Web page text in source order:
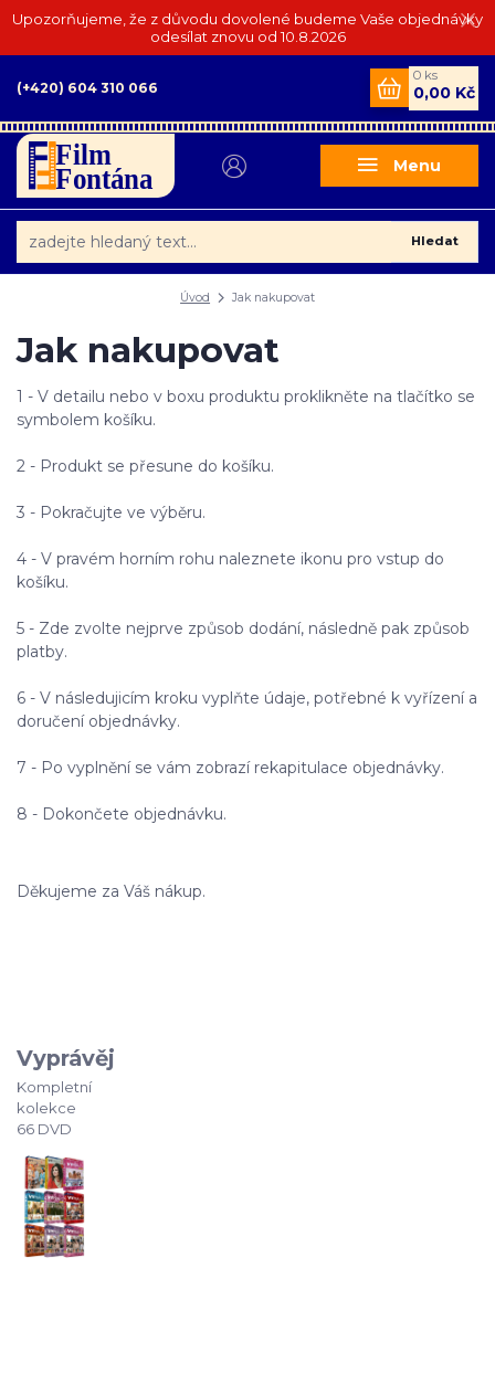
Upozorňujeme, že z důvodu dovolené budeme Vaše objednávky
odesílat znovu od 10.8.2026
Menu
Hledat
(+420) 604 310 066
0 ks
0,00 Kč
Úvod Jak nakupovat
Vyprávěj
Kompletní
kolekce
66 DVD
Jak nakupovat
1 - V detailu nebo v boxu produktu proklikněte na tlačítko se
symbolem košíku.
2 - Produkt se přesune do košíku.
3 - Pokračujte ve výběru.
4 - V pravém horním rohu naleznete ikonu pro vstup do
košíku.
5 - Zde zvolte nejprve způsob dodání, následně pak způsob
platby.
6 - V následujicím kroku vyplňte údaje, potřebné k vyřízení a
doručení objednávky.
7 - Po vyplnění se vám zobrazí rekapitulace objednávky.
8 - Dokončete objednávku.
Děkujeme za Váš nákup.